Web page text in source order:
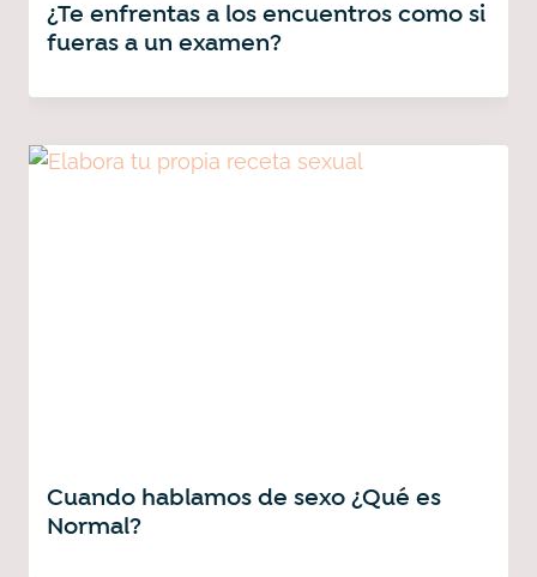
¿Te enfrentas a los encuentros como si
fueras a un examen?
Cuando hablamos de sexo ¿Qué es
Normal?